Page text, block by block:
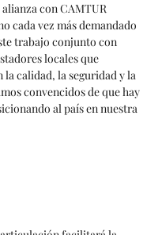
con CAMTUR
cada vez más demandado
trabajo conjunto con
locales que
calidad, la seguridad y la
convencidos de que hay
al país en nuestra